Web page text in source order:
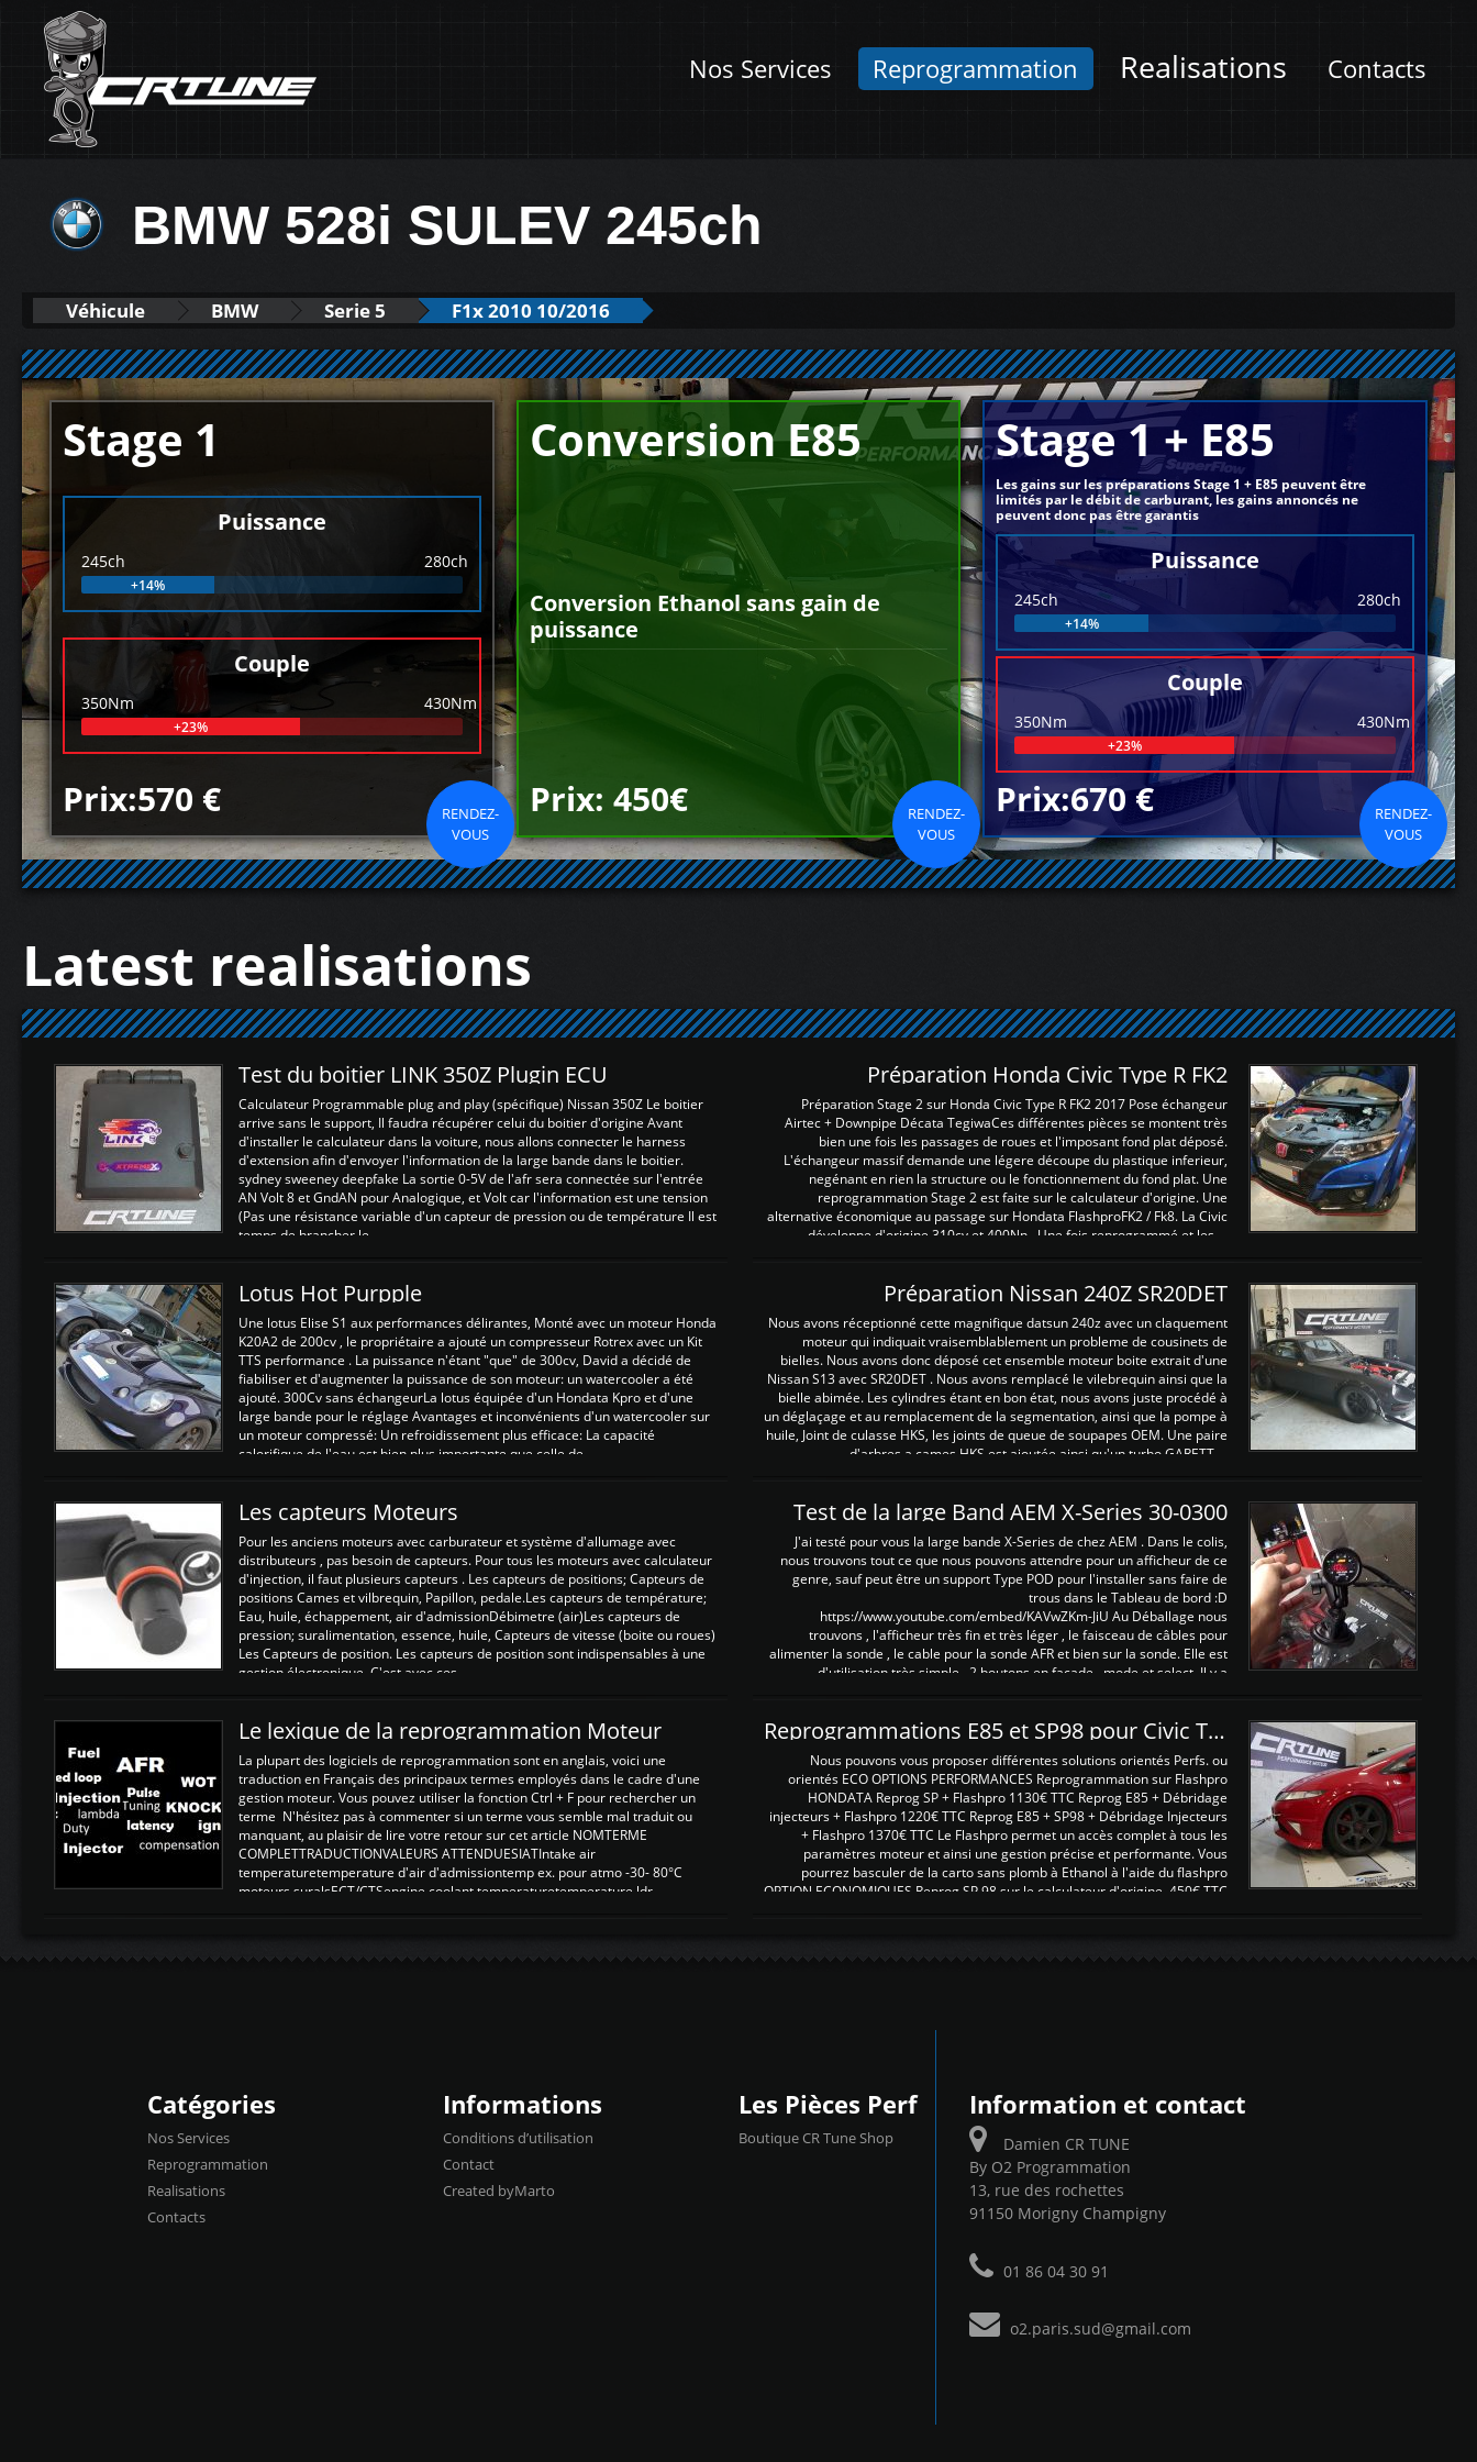
Nos Services Reprogrammation Realisations Contacts
BMW 528i SULEV 245ch
Véhicule BMW Serie 5 F1x 2010 10/2016
Stage 1
Puissance
245ch 280ch
+14%
Couple
350Nm 430Nm
+23%
Prix:570 €
RENDEZ-
VOUS
Conversion E85
Conversion Ethanol sans gain de
puissance
Prix: 450€
RENDEZ-
VOUS
Stage 1 + E85
Les gains sur les préparations Stage 1 + E85 peuvent être
limités par le débit de carburant, les gains annoncés ne
peuvent donc pas être garantis
Puissance
245ch 280ch
+14%
Couple
350Nm 430Nm
+23%
Prix:670 €
RENDEZ-
VOUS
Latest realisations
Test du boitier LINK 350Z Plugin ECU
Calculateur Programmable plug and play (spécifique) Nissan 350Z Le boitier
arrive sans le support, Il faudra récupérer celui du boitier d'origine Avant
d'installer le calculateur dans la voiture, nous allons connecter le harness
d'extension afin d'envoyer l'information de la large bande dans le boitier.
sydney sweeney deepfake La sortie 0-5V de l'afr sera connectée sur l'entrée
AN Volt 8 et GndAN pour Analogique, et Volt car l'information est une tension
(Pas une résistance variable d'un capteur de pression ou de température Il est
temps de brancher le ...
Préparation Honda Civic Type R FK2
Préparation Stage 2 sur Honda Civic Type R FK2 2017 Pose échangeur
Airtec + Downpipe Décata TegiwaCes différentes pièces se montent très
bien une fois les passages de roues et l'imposant fond plat déposé.
L'échangeur massif demande une légere découpe du plastique inferieur,
negénant en rien la structure ou le fonctionnement du fond plat. Une
reprogrammation Stage 2 est faite sur le calculateur d'origine. Une
alternative économique au passage sur Hondata FlashproFK2 / Fk8. La Civic
développe d'origine 310cv et 400Nn , Une fois reprogrammé et les ...
Lotus Hot Purpple
Une lotus Elise S1 aux performances délirantes, Monté avec un moteur Honda
K20A2 de 200cv , le propriétaire a ajouté un compresseur Rotrex avec un Kit
TTS performance . La puissance n'étant "que" de 300cv, David a décidé de
fiabiliser et d'augmenter la puissance de son moteur: un watercooler a été
ajouté. 300Cv sans échangeurLa lotus équipée d'un Hondata Kpro et d'une
large bande pour le réglage Avantages et inconvénients d'un watercooler sur
un moteur compressé: Un refroidissement plus efficace: La capacité
calorifique de l'eau est bien plus importante que celle de ...
Préparation Nissan 240Z SR20DET
Nous avons réceptionné cette magnifique datsun 240z avec un claquement
moteur qui indiquait vraisemblablement un probleme de cousinets de
bielles. Nous avons donc déposé cet ensemble moteur boite extrait d'une
Nissan S13 avec SR20DET . Nous avons remplacé le vilebrequin ainsi que la
bielle abimée. Les cylindres étant en bon état, nous avons juste procédé à
un déglaçage et au remplacement de la segmentation, ainsi que la pompe à
huile, Joint de culasse HKS, les joints de queue de soupapes OEM. Une paire
d'arbres a cames HKS est ajoutée ainsi qu'un turbo GARETT ...
Les capteurs Moteurs
Pour les anciens moteurs avec carburateur et système d'allumage avec
distributeurs , pas besoin de capteurs. Pour tous les moteurs avec calculateur
d'injection, il faut plusieurs capteurs . Les capteurs de positions; Capteurs de
positions Cames et vilbrequin, Papillon, pedale.Les capteurs de température;
Eau, huile, échappement, air d'admissionDébimetre (air)Les capteurs de
pression; suralimentation, essence, huile, Capteurs de vitesse (boite ou roues)
Les Capteurs de position. Les capteurs de position sont indispensables à une
gestion électronique. C'est avec ces ...
Test de la large Band AEM X-Series 30-0300
J'ai testé pour vous la large bande X-Series de chez AEM . Dans le colis,
nous trouvons tout ce que nous pouvons attendre pour un afficheur de ce
genre, sauf peut être un support Type POD pour l'installer sans faire de
trous dans le Tableau de bord :D
https://www.youtube.com/embed/KAVwZKm-JiU Au Déballage nous
trouvons , l'afficheur très fin et très léger , le faisceau de câbles pour
alimenter la sonde , le cable pour la sonde AFR et bien sur la sonde. Elle est
d'utilisation très simple , 2 boutons en façade , mode et select. Il y a
Le lexique de la reprogrammation Moteur
La plupart des logiciels de reprogrammation sont en anglais, voici une
traduction en Français des principaux termes employés dans le cadre d'une
gestion moteur. Vous pouvez utiliser la fonction Ctrl + F pour rechercher un
terme N'hésitez pas à commenter si un terme vous semble mal traduit ou
manquant, au plaisir de lire votre retour sur cet article NOMTERME
COMPLETTRADUCTIONVALEURS ATTENDUESIATIntake air
temperaturetemperature d'air d'admissiontemp ex. pour atmo -30- 80°C
moteurs suralsECT/CTSengine coolant temperaturetemperature ldr
Reprogrammations E85 et SP98 pour Civic Type R FN2
Nous pouvons vous proposer différentes solutions orientés Perfs. ou
orientés ECO OPTIONS PERFORMANCES Reprogrammation sur Flashpro
HONDATA Reprog SP + Flashpro 1130€ TTC Reprog E85 + Débridage
injecteurs + Flashpro 1220€ TTC Reprog E85 + SP98 + Débridage Injecteurs
+ Flashpro 1370€ TTC Le Flashpro permet un accès complet à tous les
paramètres moteur et ainsi une gestion précise et performante. Vous
pourrez basculer de la carto sans plomb à Ethanol à l'aide du flashpro
OPTION ECONOMIQUES Reprog SP 98 sur le calculateur d'origine 450€ TTC
Catégories
Nos Services
Reprogrammation
Realisations
Contacts
Informations
Conditions d’utilisation
Contact
Created byMarto
Les Pièces Perf
Boutique CR Tune Shop
Information et contact
Damien CR TUNE
By O2 Programmation
13, rue des rochettes
91150 Morigny Champigny
01 86 04 30 91
o2.paris.sud@gmail.com